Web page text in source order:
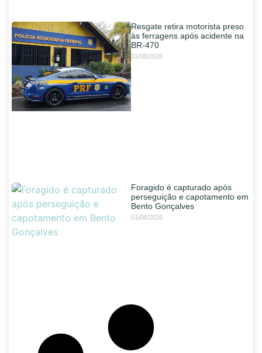
Resgate retira motorista preso
às ferragens após acidente na
BR-470
01/08/2026
Foragido é capturado após
perseguição e capotamento em
Bento Gonçalves
01/08/2026